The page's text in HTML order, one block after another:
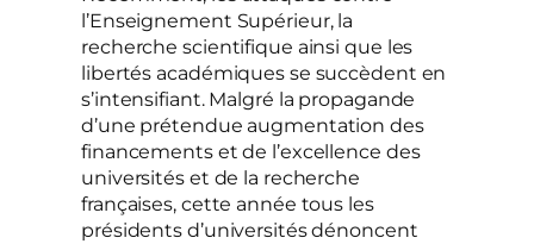
l’Enseignement Supérieur, la
recherche scientifique ainsi que les
libertés académiques se succèdent en
s’intensifiant. Malgré la propagande
d’une prétendue augmentation des
financements et de l’excellence des
universités et de la recherche
françaises, cette année tous les
présidents d’universités dénoncent